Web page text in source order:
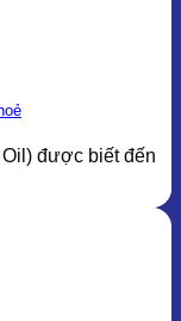
được biết đến